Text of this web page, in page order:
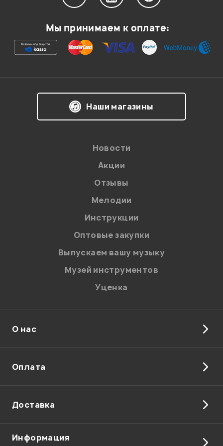
Ваша оценка:
на обработку персональных данных в
Политикой в отношении обработки
персональных данных.
Введите проверочное число:
Отправить
Мы принимаем к оплате:
Наши магазины
Новости
Акции
Отзывы
Мелодии
Инструкции
Оптовые закупки
Выпускаем вашу музыку
Музей инструментов
Уценка
О нас
Оплата
Доставка
Информация